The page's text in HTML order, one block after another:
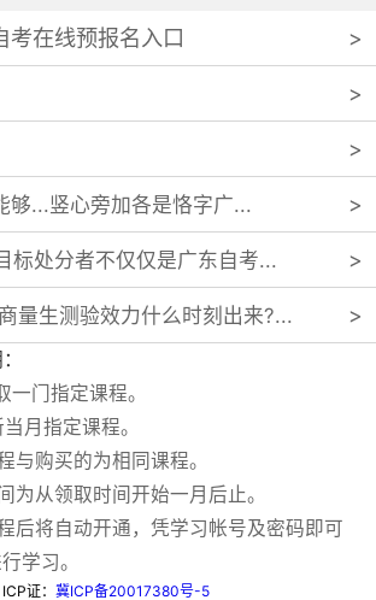
考在线预报名入口
够...竖心旁加各是恪字广...
标处分者不仅仅是广东自考...
量生测验效力什么时刻出来?...
一门指定课程。
月指定课程。
与购买的为相同课程。
为从领取时间开始一月后止。
后将自动开通，凭学习帐号及密码即可
学习。
ICP证： 冀ICP备20017380号-5